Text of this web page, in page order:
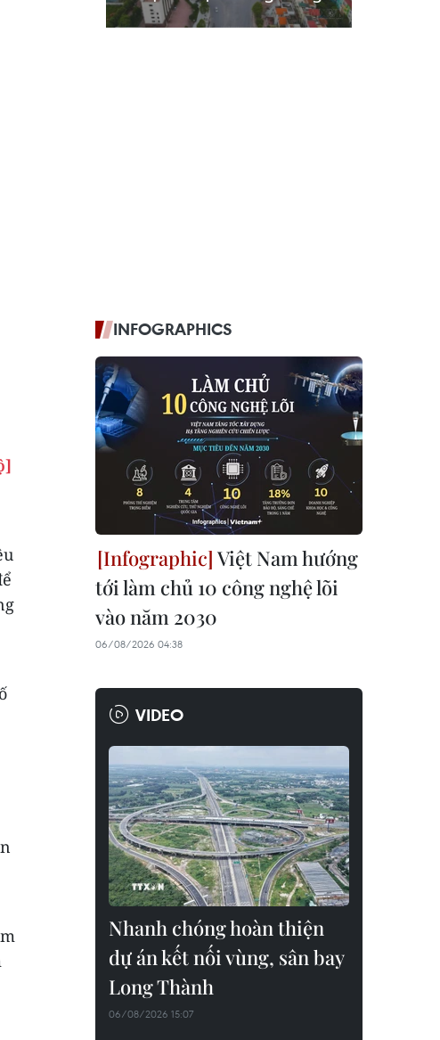
INFOGRAPHICS
Việt Nam hướng
tới làm chủ 10 công nghệ lõi
vào năm 2030
06/08/2026 04:38
VIDEO
Nhanh chóng hoàn thiện
dự án kết nối vùng, sân bay
Long Thành
06/08/2026 15:07